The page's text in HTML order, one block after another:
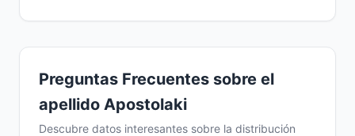
Preguntas Frecuentes sobre el
apellido Apostolaki
Descubre datos interesantes sobre la distribución